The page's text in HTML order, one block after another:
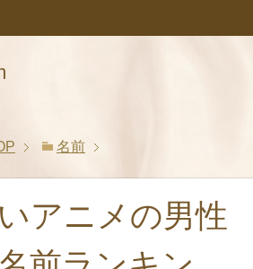
名前
アニメの男性